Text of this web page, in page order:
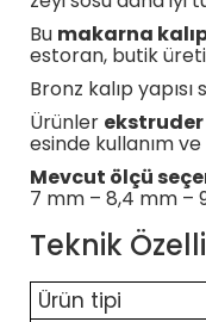
Bu makarna
estoran, butik
Bronz kalıp
Ürünler
esinde kullanım
Mevcut ölçü
7 mm – 8,4 mm –
Teknik
Ürün tipi